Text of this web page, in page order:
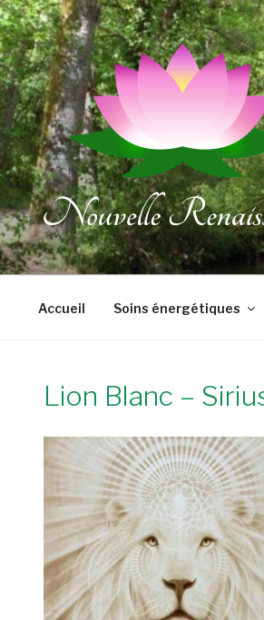
Aller
au
contenu
principal
Accueil Soins énergétiques
Lion Blanc –